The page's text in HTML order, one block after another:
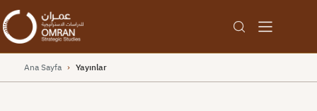
Ana Sayfa › Yayınlar